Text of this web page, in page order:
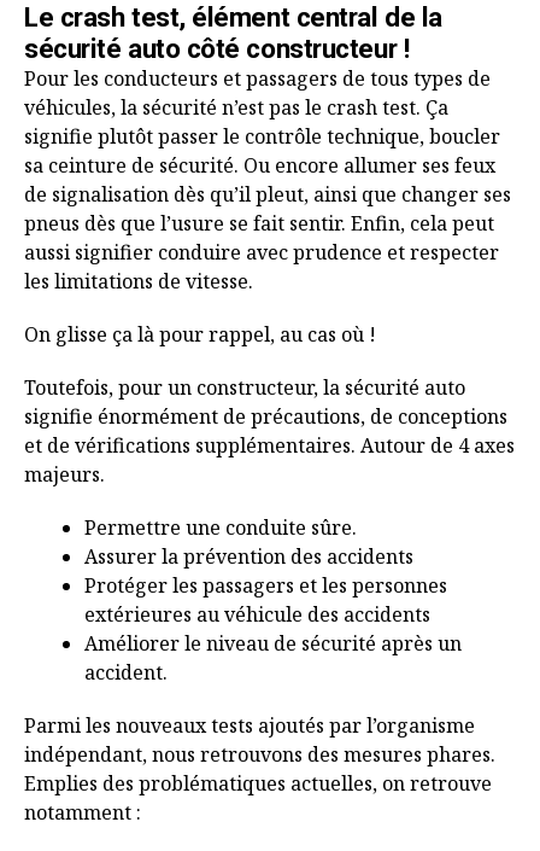
Le crash test, élément central de la
sécurité auto côté constructeur !
Pour les conducteurs et passagers de tous types de
véhicules, la sécurité n’est pas le crash test. Ça
signifie plutôt passer le contrôle technique, boucler
sa ceinture de sécurité. Ou encore allumer ses feux
de signalisation dès qu’il pleut, ainsi que changer ses
pneus dès que l’usure se fait sentir. Enfin, cela peut
aussi signifier conduire avec prudence et respecter
les limitations de vitesse.
On glisse ça là pour rappel, au cas où !
Toutefois, pour un constructeur, la sécurité auto
signifie énormément de précautions, de conceptions
et de vérifications supplémentaires. Autour de 4 axes
majeurs.
Permettre une conduite sûre.
Assurer la prévention des accidents
Protéger les passagers et les personnes
extérieures au véhicule des accidents
Améliorer le niveau de sécurité après un
accident.
Parmi les nouveaux tests ajoutés par l’organisme
indépendant, nous retrouvons des mesures phares.
Emplies des problématiques actuelles, on retrouve
notamment :